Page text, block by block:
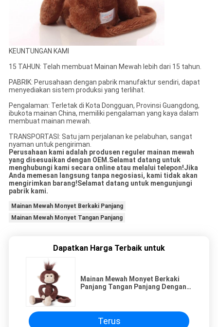
KEUNTUNGAN KAMI
15 TAHUN: Telah membuat Mainan Mewah lebih dari 15 tahun.
PABRIK: Perusahaan dengan pabrik manufaktur sendiri, dapat
menyediakan sistem produksi yang terlihat.
Pengalaman: Terletak di Kota Dongguan, Provinsi Guangdong,
ibukota mainan China, memiliki pengalaman yang kaya dalam
membuat mainan mewah.
TRANSPORTASI: Satu jam perjalanan ke pelabuhan, sangat
nyaman untuk pengiriman.
Perusahaan kami adalah produsen reguler mainan mewah
yang disesuaikan dengan OEM.Selamat datang untuk
menghubungi kami secara online atau melalui telepon!Jika
Anda memesan langsung tanpa negosiasi, kami tidak akan
mengirimkan barang!Selamat datang untuk mengunjungi
pabrik kami.
Mainan Mewah Monyet Berkaki Panjang
Mainan Mewah Monyet Tangan Panjang
Dapatkan Harga Terbaik untuk
Mainan Mewah Monyet Berkaki
Panjang Tangan Panjang Dengan
Terus